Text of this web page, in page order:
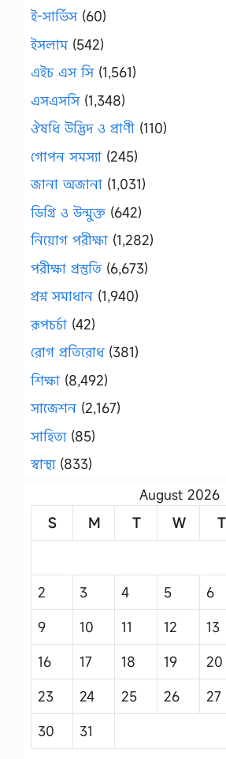
ই-সার্ভিস(60)
ইসলাম(542)
এইচ এস সি(1,561)
এসএসসি(1,348)
ঔষধি উদ্ভিদ ও প্রাণী (110)
গোপন সমস্যা (245)
জানা অজানা (1,031)
ডিগ্রি ও উন্মুক্ত (642)
নিয়োগ পরীক্ষা (1,282)
পরীক্ষা প্রস্তুতি (6,673)
প্রশ্ন সমাধান (1,940)
রূপচর্চা (42)
রোগ প্রতিরোধ(381)
শিক্ষা (8,492)
সাজেশন (2,167)
সাহিত্য(85)
স্বাস্থ্য(833)
August 2026
S
M T W T
2
3 4 5 6
9
10 11 12 13
16
17 18 19 20
23
24 25 26 27
30
31